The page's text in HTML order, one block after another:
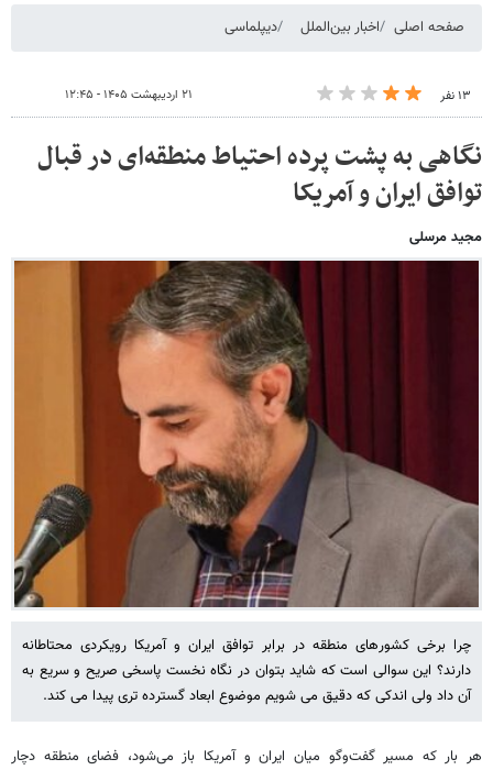
صفحه اصلی اخبار بین‌الملل دیپلماسی
۱۳ نفر ۲۱ اردیبهشت ۱۴۰۵ - ۱۲:۴۵
نگاهی به پشت پرده احتیاط منطقه‌ای در قبال
توافق ایران و آمریکا
مجید مرسلی
چرا برخی کشورهای منطقه در برابر توافق ایران و آمریکا رویکردی محتاطانه
دارند؟ این سوالی است که شاید بتوان در نگاه نخست پاسخی صریح و سریع به
آن داد ولی اندکی که دقیق می شویم موضوع ابعاد گسترده تری پیدا می کند.
هر بار که مسیر گفت‌وگو میان ایران و آمریکا باز می‌شود، فضای منطقه دچار